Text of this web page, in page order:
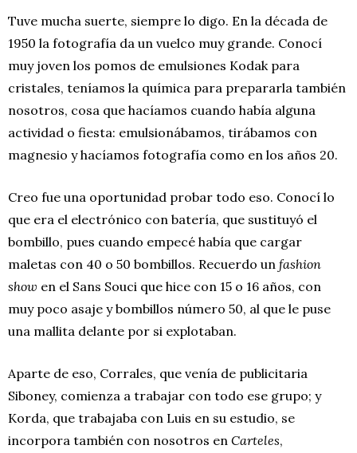
Tuve mucha suerte, siempre lo digo. En la década de
1950 la fotografía da un vuelco muy grande. Conocí
muy joven los pomos de emulsiones Kodak para
cristales, teníamos la química para prepararla también
nosotros, cosa que hacíamos cuando había alguna
actividad o fiesta: emulsionábamos, tirábamos con
magnesio y hacíamos fotografía como en los años 20.
Creo fue una oportunidad probar todo eso. Conocí lo
que era el electrónico con batería, que sustituyó el
bombillo, pues cuando empecé había que cargar
maletas con 40 o 50 bombillos. Recuerdo un fashion
show en el Sans Souci que hice con 15 o 16 años, con
muy poco asaje y bombillos número 50, al que le puse
una mallita delante por si explotaban.
Aparte de eso, Corrales, que venía de publicitaria
Siboney, comienza a trabajar con todo ese grupo; y
Korda, que trabajaba con Luis en su estudio, se
incorpora también con nosotros en Carteles,